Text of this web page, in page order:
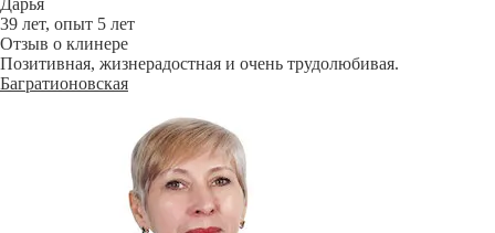
Дарья
39 лет, опыт 5 лет
Отзыв о клинере
Позитивная, жизнерадостная и очень трудолюбивая.
Багратионовская